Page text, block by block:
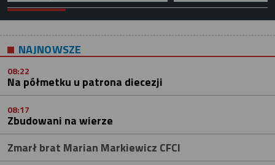
NAJNOWSZE
08:22
Na półmetku u patrona diecezji
08:17
Zbudowani na wierze
Zmarł brat Marian Markiewicz CFCI